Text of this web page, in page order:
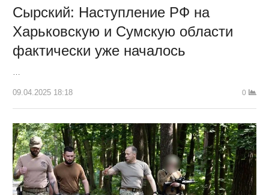
Сырский: Наступление РФ на
Харьковскую и Сумскую области
фактически уже началось
09.04.2025 18:18 0